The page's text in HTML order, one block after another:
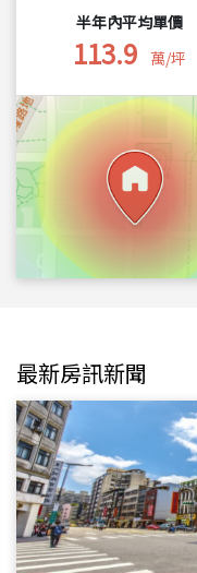
半年內平均單價
113.9 萬/坪
最新房訊新聞